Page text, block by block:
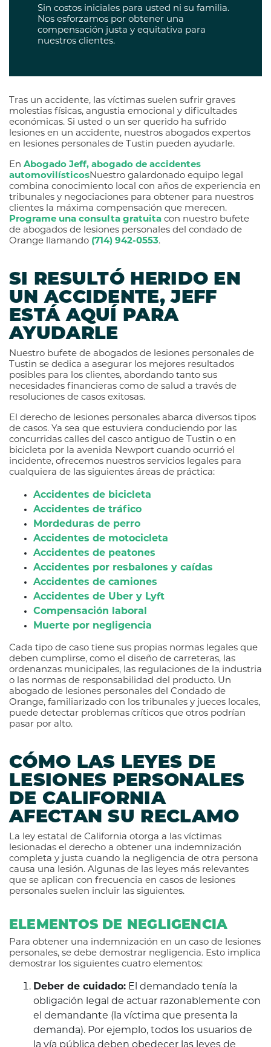
Sin costos iniciales para usted ni su familia.
Nos esforzamos por obtener una
compensación justa y equitativa para
nuestros clientes.
Tras un accidente, las víctimas suelen sufrir graves
molestias físicas, angustia emocional y dificultades
económicas. Si usted o un ser querido ha sufrido
lesiones en un accidente, nuestros abogados expertos
en lesiones personales de Tustin pueden ayudarle.
En Abogado Jeff, abogado de accidentes
automovilísticosNuestro galardonado equipo legal
combina conocimiento local con años de experiencia en
tribunales y negociaciones para obtener para nuestros
clientes la máxima compensación que merecen.
Programe una consulta gratuita con nuestro bufete
de abogados de lesiones personales del condado de
Orange llamando (714) 942-0553.
SI RESULTÓ HERIDO EN
UN ACCIDENTE, JEFF
ESTÁ AQUÍ PARA
AYUDARLE
Nuestro bufete de abogados de lesiones personales de
Tustin se dedica a asegurar los mejores resultados
posibles para los clientes, abordando tanto sus
necesidades financieras como de salud a través de
resoluciones de casos exitosas.
El derecho de lesiones personales abarca diversos tipos
de casos. Ya sea que estuviera conduciendo por las
concurridas calles del casco antiguo de Tustin o en
bicicleta por la avenida Newport cuando ocurrió el
incidente, ofrecemos nuestros servicios legales para
cualquiera de las siguientes áreas de práctica:
Accidentes de bicicleta
Accidentes de tráfico
Mordeduras de perro
Accidentes de motocicleta
Accidentes de peatones
Accidentes por resbalones y caídas
Accidentes de camiones
Accidentes de Uber y Lyft
Compensación laboral
Muerte por negligencia
Cada tipo de caso tiene sus propias normas legales que
deben cumplirse, como el diseño de carreteras, las
ordenanzas municipales, las regulaciones de la industria
o las normas de responsabilidad del producto. Un
abogado de lesiones personales del Condado de
Orange, familiarizado con los tribunales y jueces locales,
puede detectar problemas críticos que otros podrían
pasar por alto.
CÓMO LAS LEYES DE
LESIONES PERSONALES
DE CALIFORNIA
AFECTAN SU RECLAMO
La ley estatal de California otorga a las víctimas
lesionadas el derecho a obtener una indemnización
completa y justa cuando la negligencia de otra persona
causa una lesión. Algunas de las leyes más relevantes
que se aplican con frecuencia en casos de lesiones
personales suelen incluir las siguientes.
ELEMENTOS DE NEGLIGENCIA
Para obtener una indemnización en un caso de lesiones
personales, se debe demostrar negligencia. Esto implica
demostrar los siguientes cuatro elementos:
Deber de cuidado: El demandado tenía la
obligación legal de actuar razonablemente con
el demandante (la víctima que presenta la
demanda). Por ejemplo, todos los usuarios de